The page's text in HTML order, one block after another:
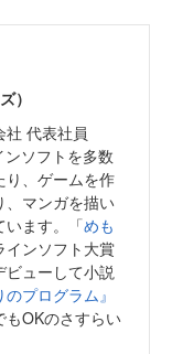
）
社 代表社員
ンソフトを多数
り、ゲームを作
、マンガを描い
います。「めも
インソフト大賞
ビューして小説
のプログラム』
もOKのさすらい